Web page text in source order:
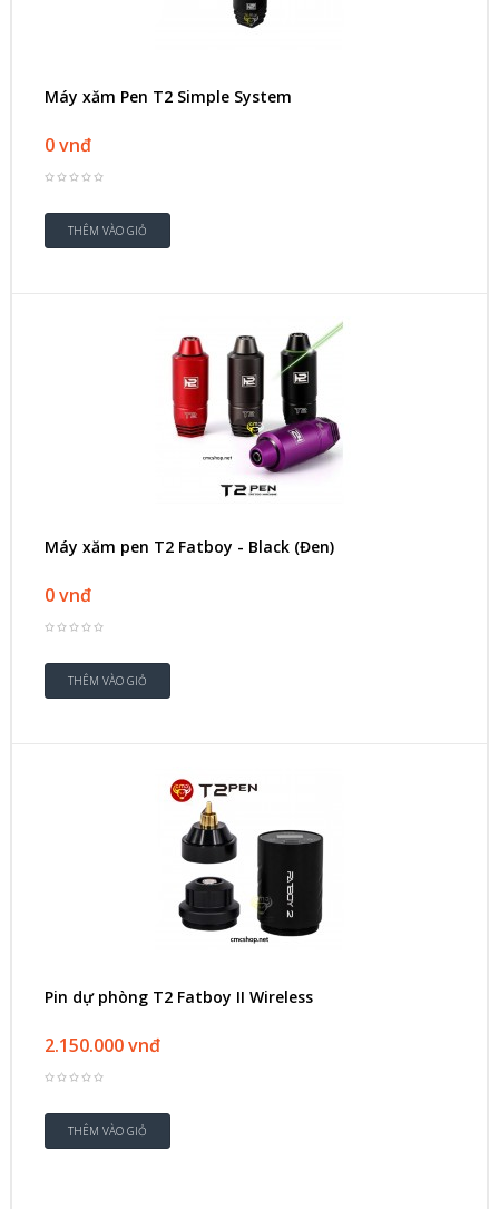
Máy xăm Pen T2 Simple System
0 vnđ
Máy xăm pen T2 Fatboy - Black (Đen)
0 vnđ
Pin dự phòng T2 Fatboy II Wireless
2.150.000 vnđ